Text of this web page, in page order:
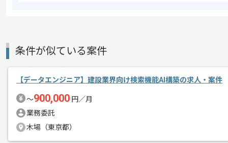
ご経験と実績に応じてスライド案件の
経験豊富なエンジニアと成長が出来る
条件が似ている案件
【データエンジニア】建設業界向け検索機能AI構築の求人・案件
〜900,000 円／月
業務委託
木場（東京都）